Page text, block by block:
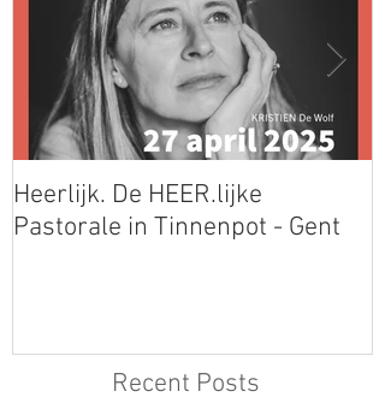
Heerlijk. De HEER.lijke
Pastorale in Tinnenpot - Gent
Recent Posts